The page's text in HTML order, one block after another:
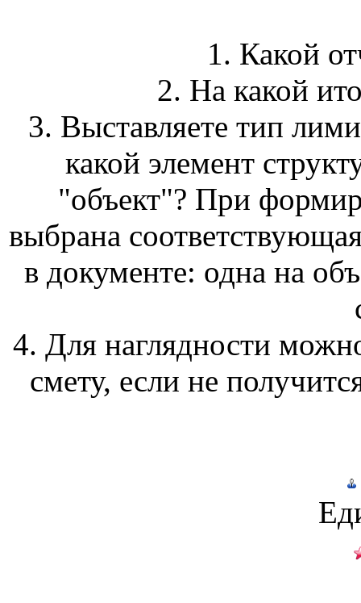
1. Какой
2. На какой
3. Выставляете тип
какой элемент
"объект"? При
выбрана
в документе: одна на
4. Для наглядности
смету, если не